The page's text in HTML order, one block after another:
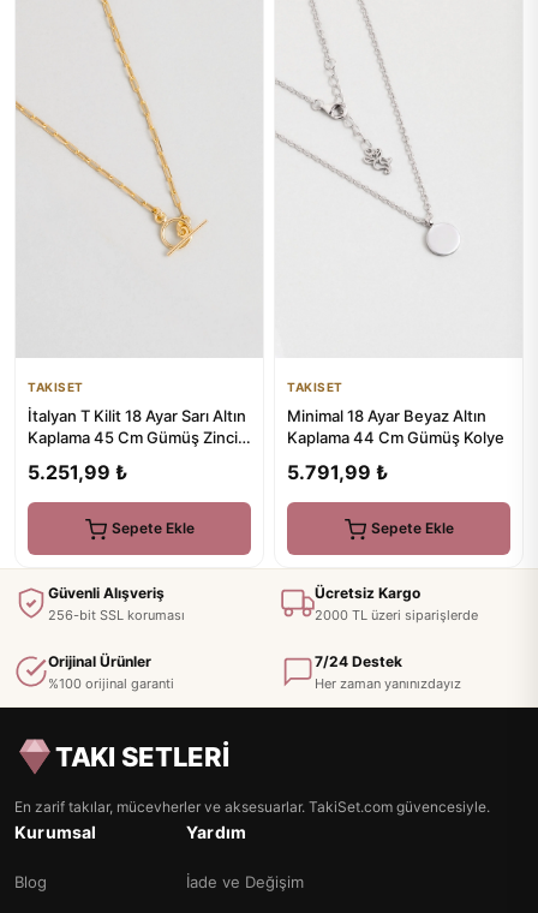
TAKISET
İtalyan T Kilit 18 Ayar Sarı Altın
Kaplama 45 Cm Gümüş Zincir
5.251,99 ₺
Sepete Ekle
TAKISET
Minimal 18 Ayar Beyaz Altın
Kaplama 44 Cm Gümüş Kolye
5.791,99 ₺
Sepete Ekle
Güvenli Alışveriş
256-bit SSL koruması
Ücretsiz Kargo
2000 TL üzeri siparişlerde
Orijinal Ürünler
%100 orijinal garanti
7/24 Destek
Her zaman yanınızdayız
TAKI SETLERİ
En zarif takılar, mücevherler ve aksesuarlar. TakiSet.com güvencesiyle.
Kurumsal
Blog
Yardım
İade ve Değişim